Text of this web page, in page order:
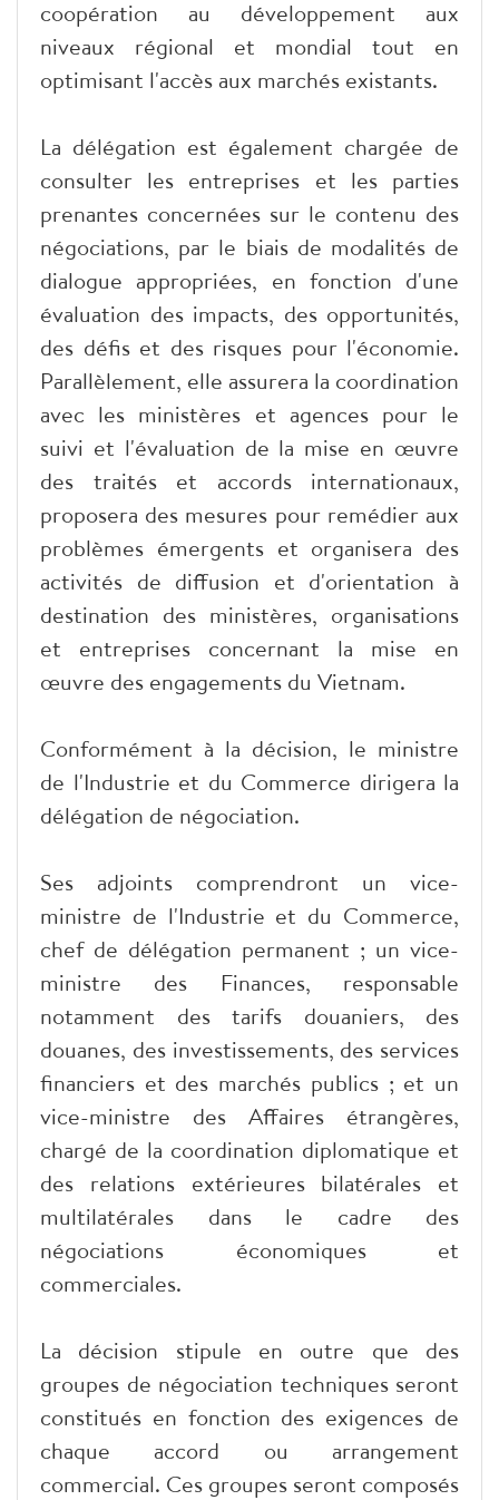
coopération au développement aux
niveaux régional et mondial tout en
optimisant l'accès aux marchés existants.
La délégation est également chargée de
consulter les entreprises et les parties
prenantes concernées sur le contenu des
négociations, par le biais de modalités de
dialogue appropriées, en fonction d'une
évaluation des impacts, des opportunités,
des défis et des risques pour l'économie.
Parallèlement, elle assurera la coordination
avec les ministères et agences pour le
suivi et l'évaluation de la mise en œuvre
des traités et accords internationaux,
proposera des mesures pour remédier aux
problèmes émergents et organisera des
activités de diffusion et d'orientation à
destination des ministères, organisations
et entreprises concernant la mise en
œuvre des engagements du Vietnam.
Conformément à la décision, le ministre
de l'Industrie et du Commerce dirigera la
délégation de négociation.
Ses adjoints comprendront un vice-
ministre de l'Industrie et du Commerce,
chef de délégation permanent ; un vice-
ministre des Finances, responsable
notamment des tarifs douaniers, des
douanes, des investissements, des services
financiers et des marchés publics ; et un
vice-ministre des Affaires étrangères,
chargé de la coordination diplomatique et
des relations extérieures bilatérales et
multilatérales dans le cadre des
négociations économiques et
commerciales.
La décision stipule en outre que des
groupes de négociation techniques seront
constitués en fonction des exigences de
chaque accord ou arrangement
commercial. Ces groupes seront composés